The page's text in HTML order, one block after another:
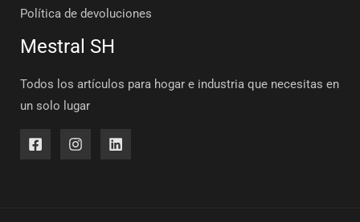
Política de devoluciones
Mestral SH
Todos los artículos para hogar e industria que necesitas en
un solo lugar